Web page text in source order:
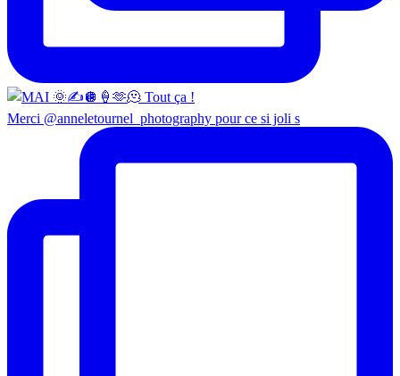
Merci @anneletournel_photography pour ce si joli s